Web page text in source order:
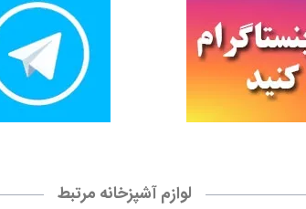
لوازم آشپزخانه مرتبط